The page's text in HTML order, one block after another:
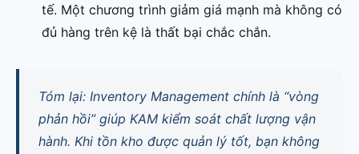
tế. Một chương trình giảm giá mạnh mà không có
đủ hàng trên kệ là thất bại chắc chắn.
Tóm lại: Inventory Management chính là “vòng
phản hồi” giúp KAM kiểm soát chất lượng vận
hành. Khi tồn kho được quản lý tốt, bạn không